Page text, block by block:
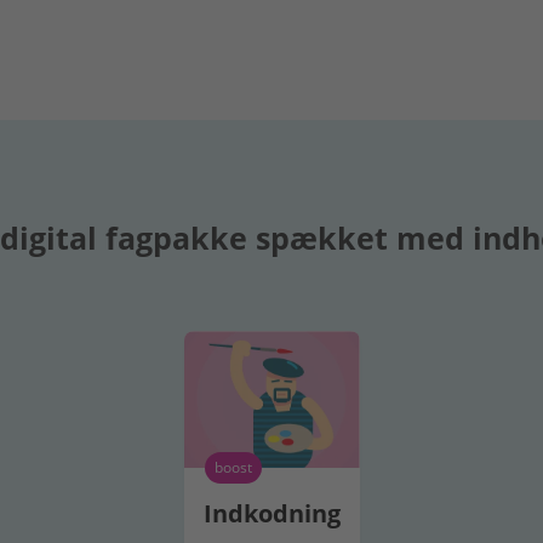
fagpakke spækket med
boost
Indkodning